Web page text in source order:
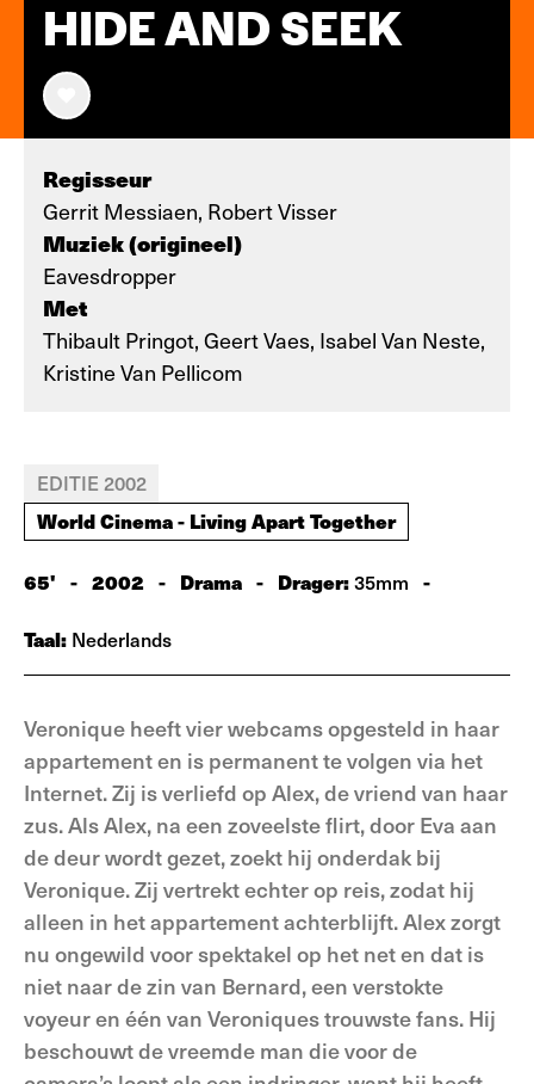
HIDE AND SEEK
Regisseur
Gerrit Messiaen, Robert Visser
Muziek (origineel)
Eavesdropper
Met
Thibault Pringot, Geert Vaes, Isabel Van Neste,
Kristine Van Pellicom
EDITIE 2002
World Cinema - Living Apart Together
65' - 2002 - Drama - Drager:35mm -
Taal: Nederlands
Veronique heeft vier webcams opgesteld in haar
appartement en is permanent te volgen via het
Internet. Zij is verliefd op Alex, de vriend van haar
zus. Als Alex, na een zoveelste flirt, door Eva aan
de deur wordt gezet, zoekt hij onderdak bij
Veronique. Zij vertrekt echter op reis, zodat hij
alleen in het appartement achterblijft. Alex zorgt
nu ongewild voor spektakel op het net en dat is
niet naar de zin van Bernard, een verstokte
voyeur en één van Veroniques trouwste fans. Hij
beschouwt de vreemde man die voor de